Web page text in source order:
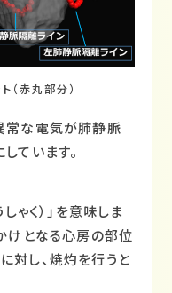
（赤丸部分）
常な電気が肺静脈
ています。
ゃく）」を意味しま
けとなる心房の部位
対し、焼灼を行うと